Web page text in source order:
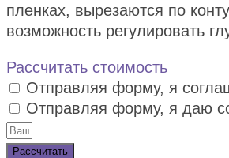
пленках, вырезаются по
возможность регулировать
Рассчитать стоимость
Отправляя форму, я
Отправляя форму, я даю
Рассчитать